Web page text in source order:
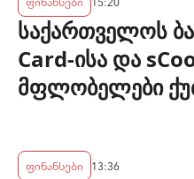
საქართველოს
Card-ისა და
მფლობელები
ტარიფით
ფინანსები 13:36